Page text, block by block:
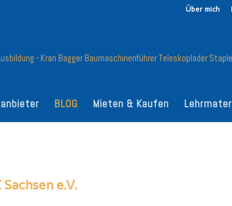
Über mich
BLOG Mieten & Kaufen
e.V.